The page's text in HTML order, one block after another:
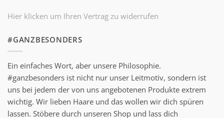
Hier klicken um Ihren Vertrag zu widerrufen
#GANZBESONDERS
Ein einfaches Wort, aber unsere Philosophie.
#ganzbesonders ist nicht nur unser Leitmotiv, sondern ist
uns bei jedem der von uns angebotenen Produkte extrem
wichtig. Wir lieben Haare und das wollen wir dich spüren
lassen. Stöbere durch unseren Shop und lass dich